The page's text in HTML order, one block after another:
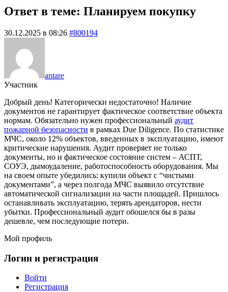
Ответ в теме: Планируем покупку
30.12.2025 в 08:26 #800194
antare
Участник
Добрый день! Категорически недостаточно! Наличие
документов не гарантирует фактическое соответствие объекта
нормам. Обязательно нужен профессиональный аудит
пожарной безопасности в рамках Due Diligence. По статистике
МЧС, около 12% объектов, введенных в эксплуатацию, имеют
критические нарушения. Аудит проверяет не только
документы, но и фактическое состояние систем – АСПТ,
СОУЭ, дымоудаление, работоспособность оборудования. Мы
на своем опыте убедились: купили объект с “чистыми
документами”, а через полгода МЧС выявило отсутствие
автоматической сигнализации на части площадей. Пришлось
останавливать эксплуатацию, терять арендаторов, нести
убытки. Профессиональный аудит обошелся бы в разы
дешевле, чем последующие потери.
Мой профиль
Логин и регистрация
Войти
Регистрация